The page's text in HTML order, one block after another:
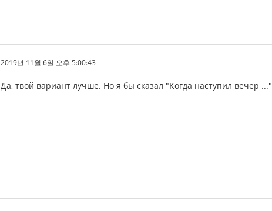
2019년 11월 6일 오후 5:00:43
Да, твой вариант лучше. Но я бы сказал "Когда наступил вечер ..."